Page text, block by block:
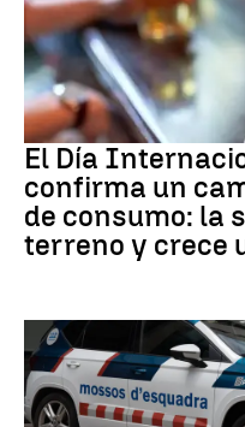
Día Internacional Cerveza
El Día
confirma un
de consumo: la
terreno y crece